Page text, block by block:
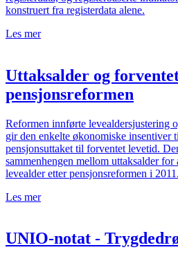
konstruert fra registerdata alene.
Les mer
Uttaksalder og
pensjonsreformen
Reformen innførte levealdersjustering
gir den enkelte økonomiske insentiver
pensjonsuttaket til forventet levetid.
sammenhengen mellom uttaksalder
levealder etter pensjonsreformen i 2011.
Les mer
UNIO-notat -